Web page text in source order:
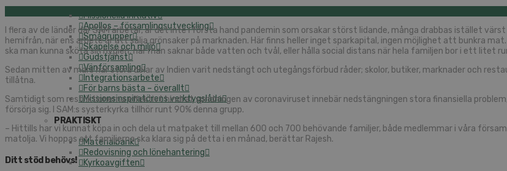
Missionella initiativ
Apollos – församlingsutveckling
Smågrupper
Skapelse och miljö
Gudstjänst
Vänförsamling
Integrationsarbete
För barns bästa – överallt
Missionsinspiratörens verktygslåda
PRAKTISKT
Materialbank
Redovisning och lönehantering
Kyrkoavgiften
I flera av de länder där SAM arbetar, är det inte i första hand pandemin som orsakar störst lidande, många drabbas istället
hemifrån, när ens arbete är att sälja grönsaker på marknaden. Här finns heller inget sparkapital, ingen möjlighet att bunkra
ska man kunna sköta sin hygien, när man saknar både vatten och tvål, eller hålla social distans när hela familjen bor i ett litet
Sedan mitten av mars har stora delar av Indien varit nedstängt och utegångsförbud råder; skolor, butiker, marknader och
tillåtna.
Samtidigt som restriktionerna effektivt hindrat spridningen av coronaviruset innebär nedstängningen stora finansiella
försörja sig. I SAM:s systerkyrka tillhör runt 90% denna grupp.
– Hittills har vi kunnat köpa in och dela ut matpaket till mellan 600 och 700 behövande familjer, både medlemmar i våra
matolja. Vi hoppas att familjerna ska klara sig på detta i en månad, berättar Rajesh.
Ditt stöd behövs!